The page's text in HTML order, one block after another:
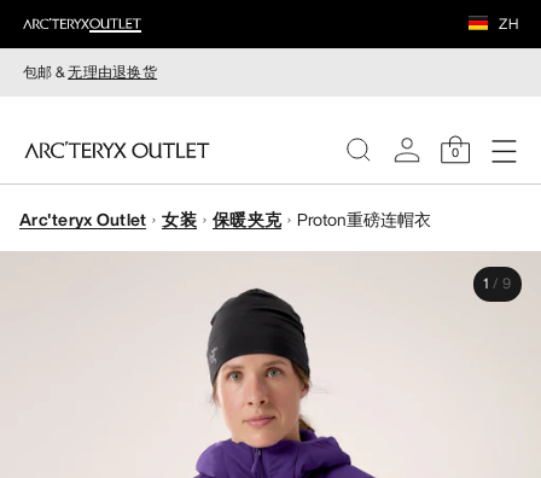
ZH
包邮 &无理由退换货
0
女装
Arc'teryx Outlet 女装 保暖夹克 Proton重磅连帽衣
1 / 9